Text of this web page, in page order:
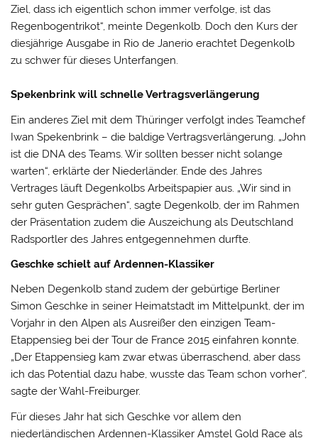
Ziel, dass ich eigentlich schon immer verfolge, ist das
Regenbogentrikot“, meinte Degenkolb. Doch den Kurs der
diesjährige Ausgabe in Rio de Janerio erachtet Degenkolb
zu schwer für dieses Unterfangen.
Spekenbrink will schnelle Vertragsverlängerung
Ein anderes Ziel mit dem Thüringer verfolgt indes Teamchef
Iwan Spekenbrink – die baldige Vertragsverlängerung. „John
ist die DNA des Teams. Wir sollten besser nicht solange
warten“, erklärte der Niederländer. Ende des Jahres
Vertrages läuft Degenkolbs Arbeitspapier aus. „Wir sind in
sehr guten Gesprächen“, sagte Degenkolb, der im Rahmen
der Präsentation zudem die Auszeichung als Deutschland
Radsportler des Jahres entgegennehmen durfte.
Geschke schielt auf Ardennen-Klassiker
Neben Degenkolb stand zudem der gebürtige Berliner
Simon Geschke in seiner Heimatstadt im Mittelpunkt, der im
Vorjahr in den Alpen als Ausreißer den einzigen Team-
Etappensieg bei der Tour de France 2015 einfahren konnte.
„Der Etappensieg kam zwar etwas überraschend, aber dass
ich das Potential dazu habe, wusste das Team schon vorher“,
sagte der Wahl-Freiburger.
Für dieses Jahr hat sich Geschke vor allem den
niederländischen Ardennen-Klassiker Amstel Gold Race als